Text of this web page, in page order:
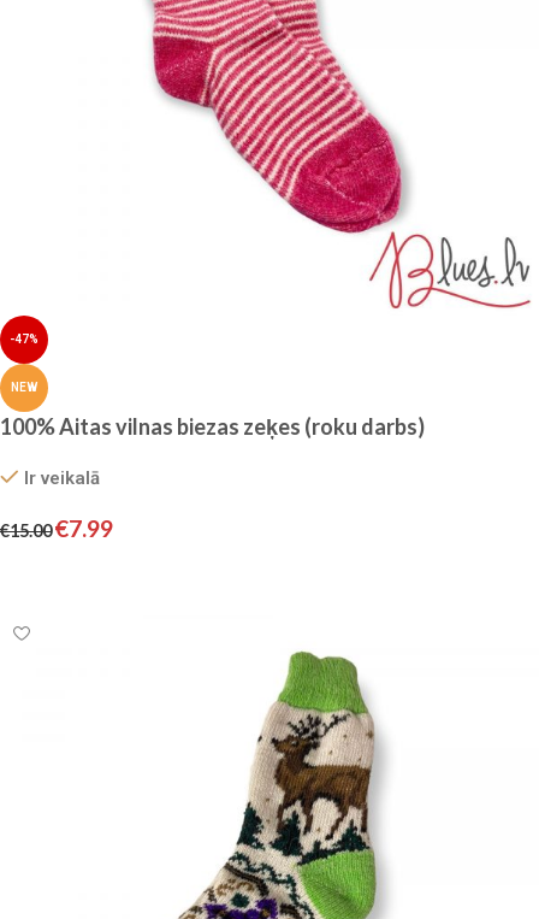
-47%
NEW
100% Aitas vilnas biezas zeķes (roku darbs)
Ir veikalā
€15.00€7.99